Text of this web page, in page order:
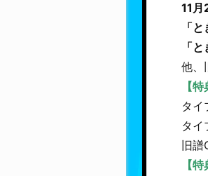
11
「
「
他、
【特
タ
タ
旧
【